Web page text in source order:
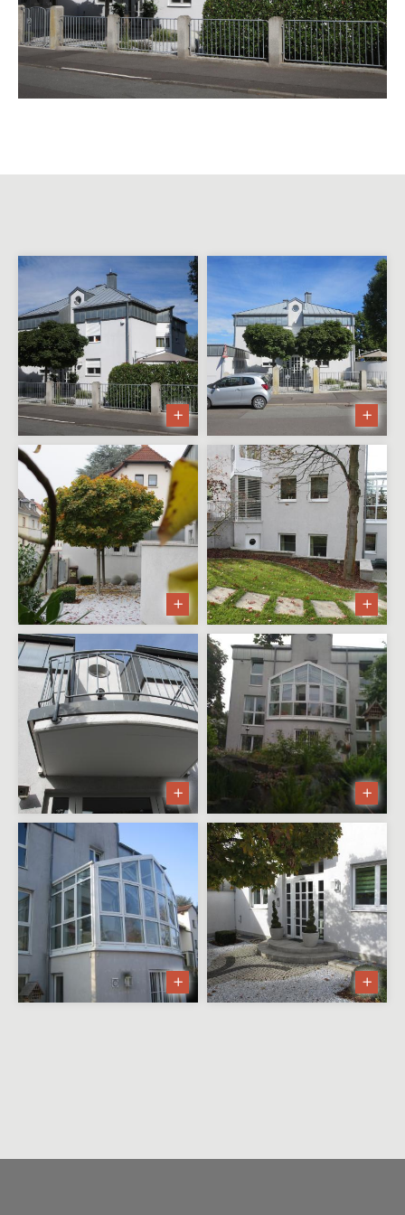
Umbau und Sanierung mit
Tonnendach
2-Familienwohnhaus mit
3-Familienwohnhaus in
Umbau und Sanierung
Wohnhaus mit Schlossblick
Einfamilienwohnhaus in
Kleinostheim
Mehrfamilienwohnhaus in
Goldbach
Dachgeschossausbau in
Haibach
Villa am Hang
Renovierung und Sanierung
Mehrfamilienwohnhaus
Sanierung und
Dachgeschossausbau
Einfamilienwohnhaus
Mehrfamilienwohnhaus nach
Abbruch
Wohnhausumbau in Wörth
Apartmenthaus Lohr